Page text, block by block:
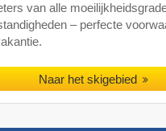
van alle
– perfecte
Naar het skigebied